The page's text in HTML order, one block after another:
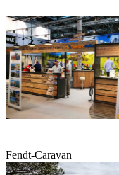
Fendt-Caravan